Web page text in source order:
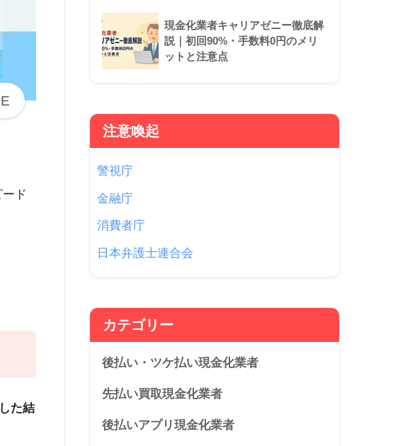
ド
た結
現金化業者キャリアゼニー徹底解
説｜初回90%・手数料0円のメリ
ットと注意点
注意喚起
警視庁
金融庁
消費者庁
日本弁護士連合会
カテゴリー
後払い・ツケ払い現金化業者
先払い買取現金化業者
後払いアプリ現金化業者